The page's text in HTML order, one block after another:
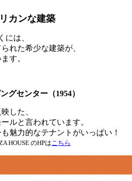
カンな建築
には、
れた希少な建築が、
す。
グセンター（1954）
した、
ルと言われています。
魅力的なテナントがいっぱい！
HOUSE のHPはこちら